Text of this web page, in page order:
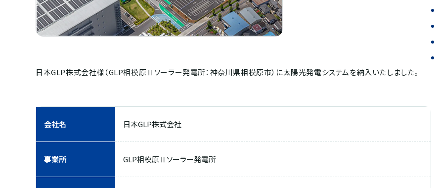
日本GLP株式会社様（GLP相模原Ⅱソーラー発電所：神奈川県相模原市）に太陽光発電システムを納入いたしました。
会社名 日本GLP株式会社
事業所 GLP相模原Ⅱソーラー発電所